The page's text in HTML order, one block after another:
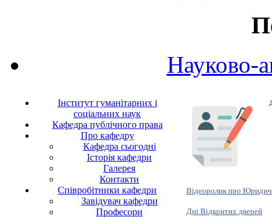
Науково-
Інститут гуманітарних і
соціальних наук
Кафедра публічного права
Про кафедру
Кафедра сьогодні
Історія кафедри
Галерея
Контакти
Співробітники кафедри
Завідувач кафедри
Професори
Відеоролик про
Дні Відкритих дверей